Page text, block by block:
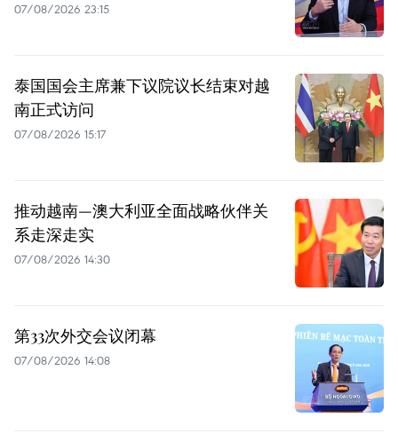
07/08/2026 23:15
泰国国会主席兼下议院议长结束对越
南正式访问
07/08/2026 15:17
推动越南—澳大利亚全面战略伙伴关
系走深走实
07/08/2026 14:30
第33次外交会议闭幕
07/08/2026 14:08